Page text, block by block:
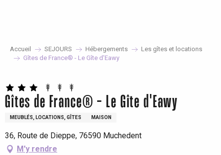
Accueil SEJOURS Hébergements
Les gîtes et locations
Gîtes de France® - Le Gîte d'Eawy
Gîtes de France® - Le Gîte d'Eawy
MEUBLÉS, LOCATIONS, GÎTES MAISON
36, Route de Dieppe, 76590 Muchedent
M'y rendre